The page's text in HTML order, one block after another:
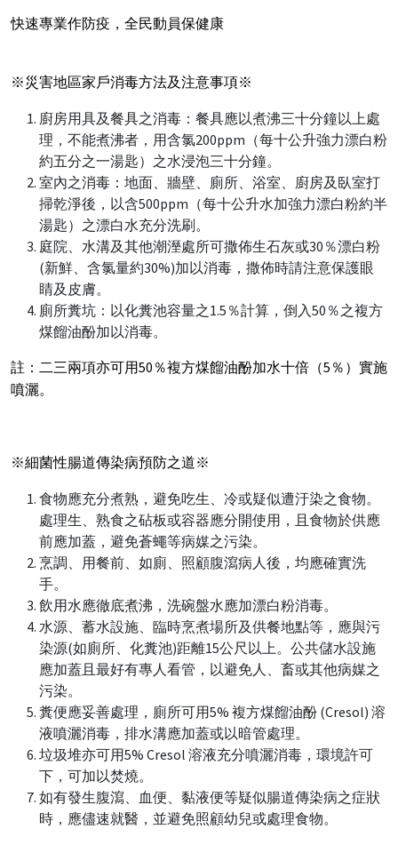
快速專業作防疫，全民動員保健康
※災害地區家戶消毒方法及注意事項※
廚房用具及餐具之消毒：餐具應以煮沸三十分鐘以上處
理，不能煮沸者，用含氯200ppm（每十公升強力漂白粉
約五分之一湯匙）之水浸泡三十分鐘。
室內之消毒：地面、牆壁、廁所、浴室、廚房及臥室打
掃乾淨後，以含500ppm（每十公升水加強力漂白粉約半
湯匙）之漂白水充分洗刷。
庭院、水溝及其他潮溼處所可撒佈生石灰或30％漂白粉
(新鮮、含氯量約30%)加以消毒，撒佈時請注意保護眼
睛及皮膚。
廁所糞坑：以化糞池容量之1.5％計算，倒入50％之複方
煤餾油酚加以消毒。
註：二三兩項亦可用50％複方煤餾油酚加水十倍（5％）實施
噴灑。
※細菌性腸道傳染病預防之道※
食物應充分煮熟，避免吃生、冷或疑似遭汙染之食物。
處理生、熟食之砧板或容器應分開使用，且食物於供應
前應加蓋，避免蒼蠅等病媒之污染。
烹調、用餐前、如廁、照顧腹瀉病人後，均應確實洗
手。
飲用水應徹底煮沸，洗碗盤水應加漂白粉消毒。
水源、蓄水設施、臨時烹煮場所及供餐地點等，應與污
染源(如廁所、化糞池)距離15公尺以上。公共儲水設施
應加蓋且最好有專人看管，以避免人、畜或其他病媒之
污染。
糞便應妥善處理，廁所可用5% 複方煤餾油酚 (Cresol) 溶
液噴灑消毒，排水溝應加蓋或以暗管處理。
垃圾堆亦可用5% Cresol 溶液充分噴灑消毒，環境許可
下，可加以焚燒。
如有發生腹瀉、血便、黏液便等疑似腸道傳染病之症狀
時，應儘速就醫，並避免照顧幼兒或處理食物。